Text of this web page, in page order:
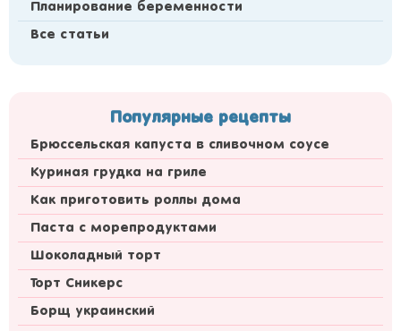
Планирование беременности
Все статьи
Популярные рецепты
Брюссельская капуста в сливочном соусе
Куриная грудка на гриле
Как приготовить роллы дома
Паста с морепродуктами
Шоколадный торт
Торт Сникерс
Борщ украинский